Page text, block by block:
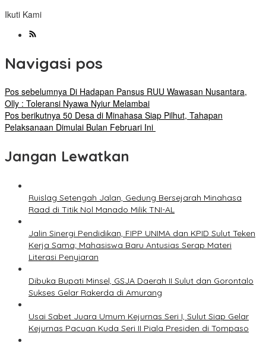
Ikuti Kami
Navigasi pos
Pos sebelumnya Di Hadapan Pansus RUU Wawasan Nusantara,
Olly : Toleransi Nyawa Nyiur Melambai
Pos berikutnya 50 Desa di Minahasa Siap Pilhut, Tahapan
Pelaksanaan Dimulai Bulan Februari Ini
Jangan Lewatkan
Ruislag Setengah Jalan, Gedung Bersejarah Minahasa
Raad di Titik Nol Manado Milik TNI-AL
Jalin Sinergi Pendidikan, FIPP UNIMA dan KPID Sulut Teken
Kerja Sama; Mahasiswa Baru Antusias Serap Materi
Literasi Penyiaran
Dibuka Bupati Minsel, GSJA Daerah II Sulut dan Gorontalo
Sukses Gelar Rakerda di Amurang
Usai Sabet Juara Umum Kejurnas Seri I, Sulut Siap Gelar
Kejurnas Pacuan Kuda Seri II Piala Presiden di Tompaso